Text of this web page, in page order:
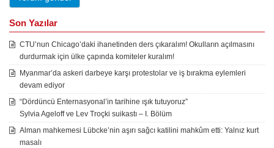
Son Yazılar
CTU’nun Chicago’daki ihanetinden ders çıkaralım! Okulların açılmasını
durdurmak için ülke çapında komiteler kuralım!
Myanmar’da askeri darbeye karşı protestolar ve iş bırakma eylemleri
devam ediyor
“Dördüncü Enternasyonal’in tarihine ışık tutuyoruz”
Sylvia Ageloff ve Lev Troçki suikastı – I. Bölüm
Alman mahkemesi Lübcke’nin aşırı sağcı katilini mahkûm etti: Yalnız kurt
masalı